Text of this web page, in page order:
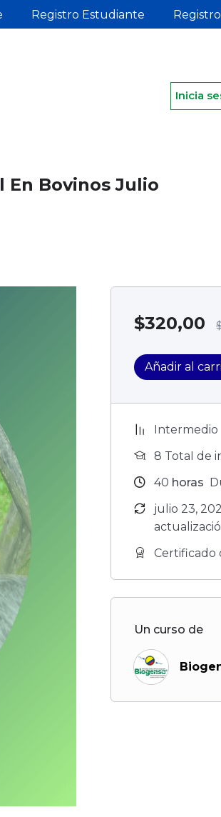
Registro Estudiante
Inicia
En Bovinos Julio
$320,00
Añadir al
Intermedio
8 TotaI de
40 horas
julio 23,
Certificado
Un curso de